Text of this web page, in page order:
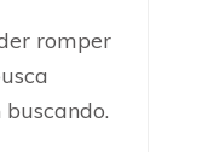
romper